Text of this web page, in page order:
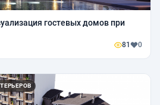
гостевых домов при
81 0